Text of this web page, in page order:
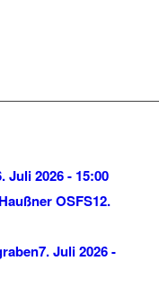
Juli 2026 - 15:00
OSFS12.
7. Juli 2026 -